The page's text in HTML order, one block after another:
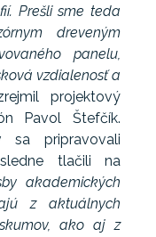
Prešli sme teda
dreveným
panelu,
vzdialenosť a
projektový
Pavol Štefčík.
sa pripravovali
tlačili na
akademických
z aktuálnych
ako aj z